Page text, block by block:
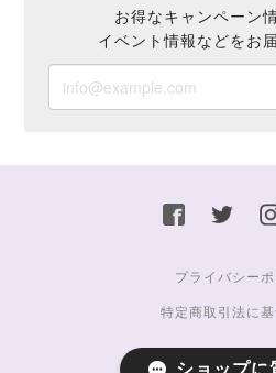
お得なキャンペーン
イベント情報などをお
プライバシー
特定商取引法に
© 2026 hosplug All
ショップに